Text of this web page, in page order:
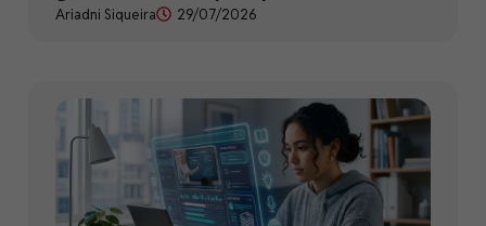
Ariadni Siqueira 29/07/2026